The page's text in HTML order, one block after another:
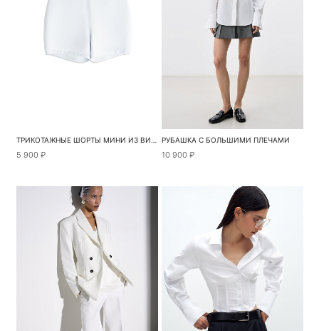
ТРИКОТАЖНЫЕ ШОРТЫ МИНИ ИЗ ВИСКОЗЫ
5 900 ₽
РУБАШКА С БОЛЬШИМИ ПЛЕЧАМИ
10 900 ₽